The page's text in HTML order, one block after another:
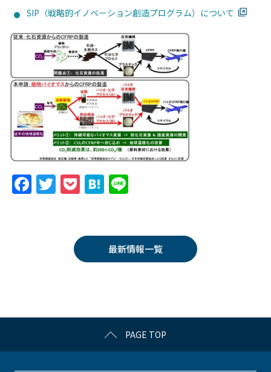
SIP（戦略的イノベーション創造プログラム）について
F
k
T
er
P
k
et
H
n
a
最新情報一覧
PAGE TOP